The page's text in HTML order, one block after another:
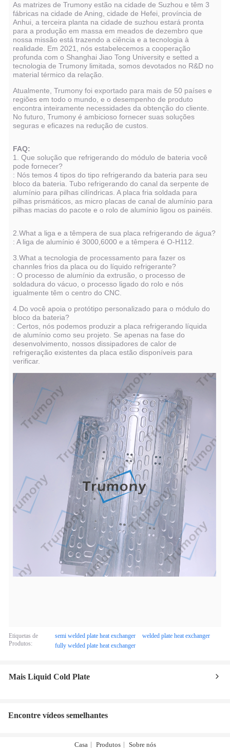
As matrizes de Trumony estão na cidade de Suzhou e têm 3
fábricas na cidade de Aning, cidade de Hefei, província de
Anhui, a terceira planta na cidade de suzhou estará pronta
para a produção em massa em meados de dezembro que
nossa missão está trazendo a ciência e a tecnologia à
realidade. Em 2021, nós estabelecemos a cooperação
profunda com o Shanghai Jiao Tong University e setted a
tecnologia de Trumony limitada, somos devotados no R&D no
material térmico da relação.
Atualmente, Trumony foi exportado para mais de 50 países e
regiões em todo o mundo, e o desempenho de produto
encontra inteiramente necessidades da obtenção do cliente.
No futuro, Trumony é ambicioso fornecer suas soluções
seguras e eficazes na redução de custos.
FAQ:
1. Que solução que refrigerando do módulo de bateria você
pode fornecer?
: Nós temos 4 tipos do tipo refrigerando da bateria para seu
bloco da bateria. Tubo refrigerando do canal da serpente de
alumínio para pilhas cilíndricas. A placa fria soldada para
pilhas prismáticos, as micro placas de canal de alumínio para
pilhas macias do pacote e o rolo de alumínio ligou os painéis.
2.What a liga e a têmpera de sua placa refrigerando de água?
: A liga de alumínio é 3000,6000 e a têmpera é O-H112.
3.What a tecnologia de processamento para fazer os
channles frios da placa ou do líquido refrigerante?
: O processo de alumínio da extrusão, o processo de
soldadura do vácuo, o processo ligado do rolo e nós
igualmente têm o centro do CNC.
4.Do você apoia o protótipo personalizado para o módulo do
bloco da bateria?
: Certos, nós podemos produzir a placa refrigerando líquida
de alumínio como seu projeto. Se apenas na fase do
desenvolvimento, nossos dissipadores de calor de
refrigeração existentes da placa estão disponíveis para
verificar.
Etiquetas de
Produtos:
semi welded plate heat exchanger
welded plate heat exchanger
fully welded plate heat exchanger
Mais Liquid Cold Plate
Encontre vídeos semelhantes
Casa Produtos Sobre nós